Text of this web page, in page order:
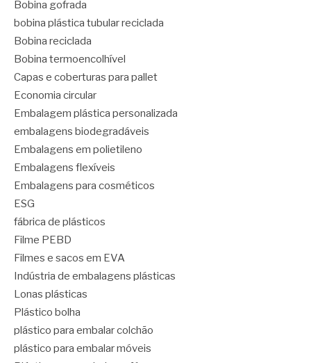
Bobina gofrada
bobina plástica tubular reciclada
Bobina reciclada
Bobina termoencolhível
Capas e coberturas para pallet
Economia circular
Embalagem plástica personalizada
embalagens biodegradáveis
Embalagens em polietileno
Embalagens flexíveis
Embalagens para cosméticos
ESG
fábrica de plásticos
Filme PEBD
Filmes e sacos em EVA
Indústria de embalagens plásticas
Lonas plásticas
Plástico bolha
plástico para embalar colchão
plástico para embalar móveis